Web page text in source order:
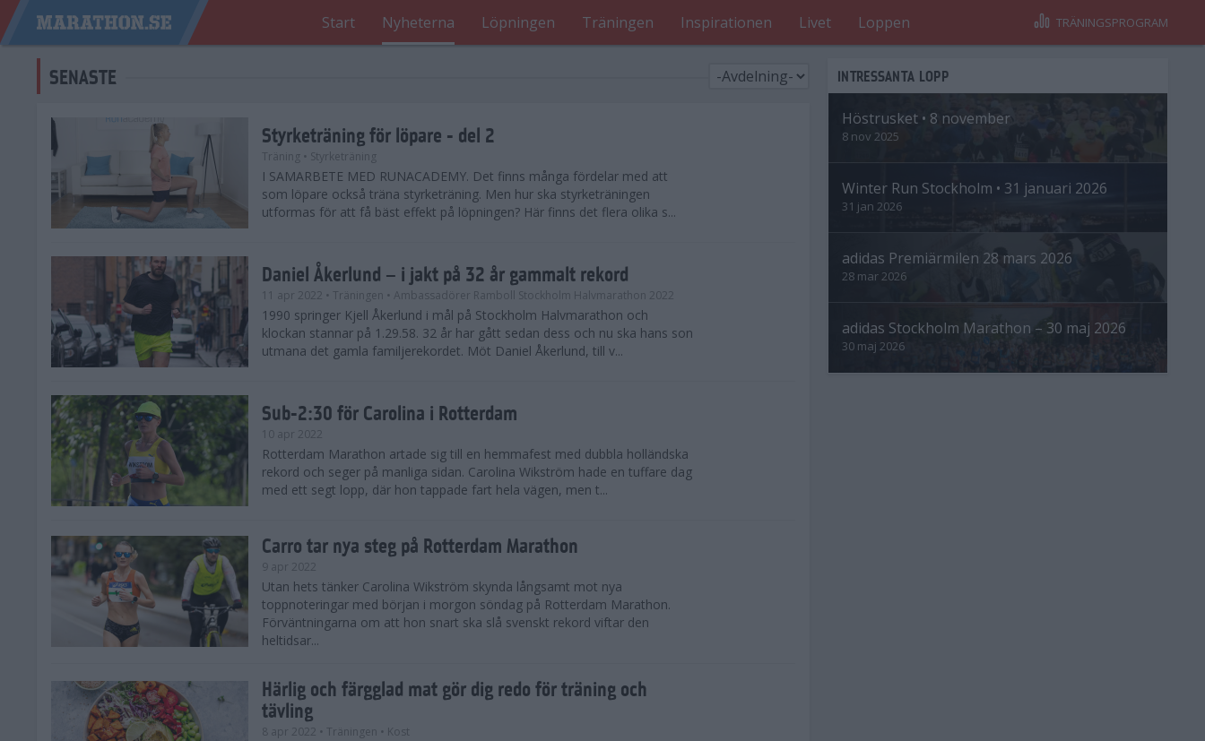
Start Nyheterna Löpningen Träningen Inspirationen Livet Loppen TRÄNINGSPROGRAM
SENASTE
Styrketräning för löpare - del 2
Träning • Styrketräning
I SAMARBETE MED RUNACADEMY. Det finns många fördelar med att
som löpare också träna styrketräning. Men hur ska styrketräningen
utformas för att få bäst effekt på löpningen? Här finns det flera olika s...
Daniel Åkerlund – i jakt på 32 år gammalt rekord
11 apr 2022 • Träningen • Ambassadörer Ramboll Stockholm Halvmarathon 2022
1990 springer Kjell Åkerlund i mål på Stockholm Halvmarathon och
klockan stannar på 1.29.58. 32 år har gått sedan dess och nu ska hans son
utmana det gamla familjerekordet. Möt Daniel Åkerlund, till v...
Sub-2:30 för Carolina i Rotterdam
10 apr 2022
Rotterdam Marathon artade sig till en hemmafest med dubbla holländska
rekord och seger på manliga sidan. Carolina Wikström hade en tuffare dag
med ett segt lopp, där hon tappade fart hela vägen, men t...
Carro tar nya steg på Rotterdam Marathon
9 apr 2022
Utan hets tänker Carolina Wikström skynda långsamt mot nya
toppnoteringar med början i morgon söndag på Rotterdam Marathon.
Förväntningarna om att hon snart ska slå svenskt rekord viftar den
heltidsar...
Härlig och färgglad mat gör dig redo för träning och
tävling
8 apr 2022 • Träningen • Kost
INTRESSANTA LOPP
Höstrusket • 8 november
8 nov 2025
Winter Run Stockholm • 31 januari 2026
31 jan 2026
adidas Premiärmilen 28 mars 2026
28 mar 2026
adidas Stockholm Marathon – 30 maj 2026
30 maj 2026